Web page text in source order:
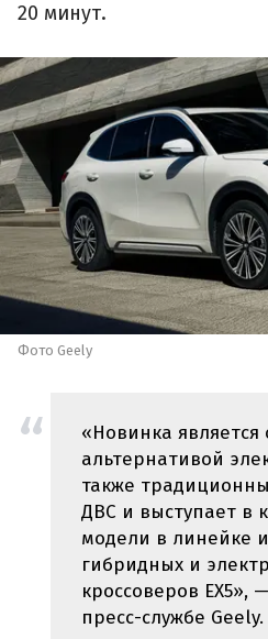
20 минут.
Фото Geely
«Новинка
альтернативой
также
ДВС и выступает в
модели в линейке
гибридных и
кроссоверов EX5»,
пресс-службе Geely.